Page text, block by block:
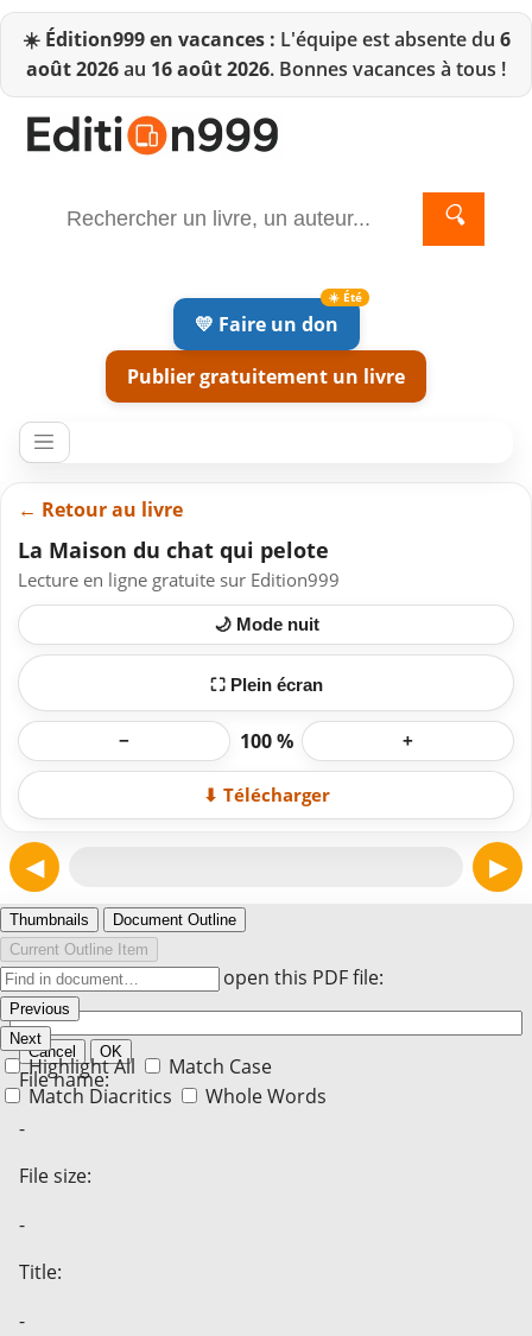
☀️ Édition999 en vacances : L'équipe est absente du 6
août 2026au 16 août 2026. Bonnes vacances à tous !
🔍
💛 Faire un don
Publier gratuitement un livre
← Retour au livre
La Maison du chat qui pelote
Lecture en ligne gratuite sur Edition999
🌙 Mode nuit
⛶ Plein écran
− 100 % +
⬇ Télécharger
◀ ▶
Thumbnails
Document Outline
Current Outline Item
Previous
Next
Highlight All
Match Case
Match Diacritics
Whole Words
Enter the password to open this PDF file:
Cancel OK
File name:
-
File size:
-
Title:
-